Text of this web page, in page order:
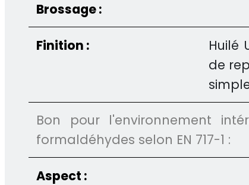
Brossage :
Finition :
Huilé
de
Bon pour l'environnement
formaldéhydes selon EN 717-1 :
Aspect :